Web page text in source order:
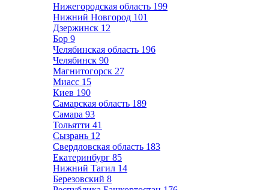
Нижегородская область 199
Нижний Новгород 101
Дзержинск 12
Бор 9
Челябинская область 196
Челябинск 90
Магнитогорск 27
Миасс 15
Киев 190
Самарская область 189
Самара 93
Тольятти 41
Сызрань 12
Свердловская область 183
Екатеринбург 85
Нижний Тагил 14
Березовский 8